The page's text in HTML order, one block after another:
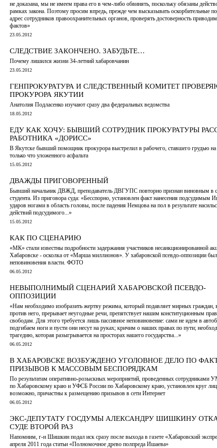
не доказана, мы не имеем права его в чем-либо обвинять, поскольку обязаны
рамках закона. Поэтому просим впредь, прежде чем высказывать оскорбительные
адрес сотрудников правоохранительных органов, проверять достоверность
фактов»
23.05.2012
СЛЕДСТВИЕ ЗАКОНЧЕНО. ЗАБУДЬТЕ…
Почему лишился жизни 34-летний хабаровчанин
23.05.2012
ГЕНПРОКУРАТУРА И СЛЕДСТВЕННЫЙ КОМИТЕТ
ПРОКУРОРА ЯКУТИИ
Анатолия Подласенко изучают сразу два федеральных ведомства
18.05.2012
ЕДУ КАК ХОЧУ: БЫВШИЙ СОТРУДНИК ПРОКУРАТУРЫ
РАБОТНИКА «ДОРИСС»
В Якутске бывший помощник прокурора выстрелил в рабочего, ставшего грудью
только что уложенного асфальта
15.05.2012
ДВАЖДЫ ПРИГОВОРЕННЫЙ
Бывший начальник ДВЖД, преподаватель ДВГУПС повторно признан виновным в
студента. Из приговора суда: «Бесспорно, установлен факт нанесения подсудимым
ударов ногами в область головы, после падения Немцова на пол в результате
действий подсудимого...»
15.05.2012
КАК ПО СЦЕНАРИЮ
«МК» стали известны подробности задержания участников несанкционированной
Хабаровске - осколка от «Марша миллионов». У хабаровской псевдо-оппозиции
неповиновения власти. ФОТО
06.05.2012
НЕВЫПОЛНИМЫЙ СЦЕНАРИЙ ХАБАРОВСКОЙ ПСЕВДО-
ОППОЗИЦИИ
«Нам необходимо изобразить жертву режима, который подавляет мирных
против него, прерывает неугодные речи, препятствует нашим конституционным
свободам. Для этого требуется лишь пассивное неповиновение: сами не идем в
подгибаем ноги и пусти они несут на руках; кричим о наших правах по пути;
трагедию, которая разыгрывается на просторах нашего государства...»
06.05.2012
В ХАБАРОВСКЕ ВОЗБУЖДЕНО УГОЛОВНОЕ ДЕЛО ПО
ПРИЗЫВОВ К МАССОВЫМ БЕСПОРЯДКАМ
По результатам оперативно-розыскных мероприятий, проведенных сотрудниками
по Хабаровскому краю и УФСБ России по Хабаровскому краю, установлен круг
возможно, причастны к размещению призывов в сети Интернет
06.05.2012
ЭКС-ДЕПУТАТУ ГОСДУМЫ АЛЕКСАНДРУ ШИШКИНУ
СУДЕ ВТОРОЙ РАЗ
Напомним, г-н Шишкин подал иск сразу после выхода в газете «Хабаровский
апреля 2011 года статьи «Полномочное древо полпреда Ишаева»